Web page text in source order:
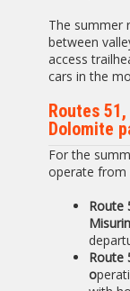
The summer
between
access
cars in the
Routes
Dolomite
For the
operate from
Route
Route
o